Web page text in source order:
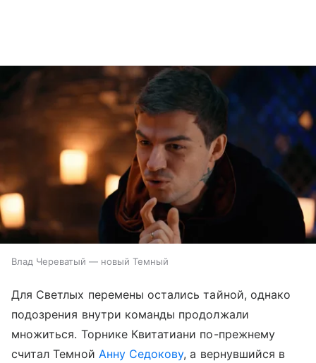
Влад Череватый — новый Темный
Для Светлых перемены остались тайной, однако
подозрения внутри команды продолжали
множиться. Торнике Квитатиани по-прежнему
считал Темной Анну Седокову, а вернувшийся в